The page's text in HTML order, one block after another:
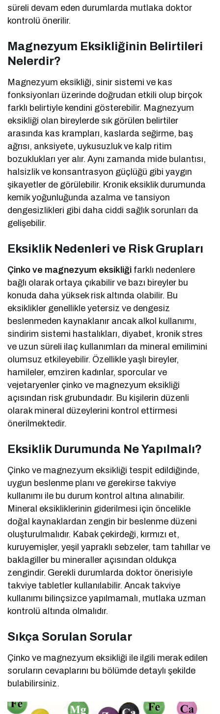
süreli devam eden durumlarda mutlaka doktor
kontrolü önerilir.
Magnezyum Eksikliğinin Belirtileri
Nelerdir?
Magnezyum eksikliği, sinir sistemi ve kas
fonksiyonları üzerinde doğrudan etkili olup birçok
farklı belirtiyle kendini gösterebilir. Magnezyum
eksikliği olan bireylerde sık görülen belirtiler
arasında kas krampları, kaslarda seğirme, baş
ağrısı, anksiyete, uykusuzluk ve kalp ritim
bozuklukları yer alır. Aynı zamanda mide bulantısı,
halsizlik ve konsantrasyon güçlüğü gibi yaygın
şikayetler de görülebilir. Kronik eksiklik durumunda
kemik yoğunluğunda azalma ve tansiyon
dengesizlikleri gibi daha ciddi sağlık sorunları da
gelişebilir.
Eksiklik Nedenleri ve Risk Grupları
Çinko ve magnezyum eksikliği farklı nedenlere
bağlı olarak ortaya çıkabilir ve bazı bireyler bu
konuda daha yüksek risk altında olabilir. Bu
eksiklikler genellikle yetersiz ve dengesiz
beslenmeden kaynaklanır ancak alkol kullanımı,
sindirim sistemi hastalıkları, diyabet, kronik stres
ve uzun süreli ilaç kullanımları da mineral emilimini
olumsuz etkileyebilir. Özellikle yaşlı bireyler,
hamileler, emziren kadınlar, sporcular ve
vejetaryenler çinko ve magnezyum eksikliği
açısından risk grubundadır. Bu kişilerin düzenli
olarak mineral düzeylerini kontrol ettirmesi
önerilmektedir.
Eksiklik Durumunda Ne Yapılmalı?
Çinko ve magnezyum eksikliği tespit edildiğinde,
uygun beslenme planı ve gerekirse takviye
kullanımı ile bu durum kontrol altına alınabilir.
Mineral eksikliklerinin giderilmesi için öncelikle
doğal kaynaklardan zengin bir beslenme düzeni
oluşturulmalıdır. Kabak çekirdeği, kırmızı et,
kuruyemişler, yeşil yapraklı sebzeler, tam tahıllar ve
baklagiller bu mineraller açısından oldukça
zengindir. Gerekli durumlarda doktor önerisiyle
takviye tabletler kullanılabilir. Ancak takviye
kullanımı bilinçsizce yapılmamalı, mutlaka uzman
kontrolü altında olmalıdır.
Sıkça Sorulan Sorular
Çinko ve magnezyum eksikliği ile ilgili merak edilen
soruların cevaplarını bu bölümde detaylı şekilde
bulabilirsiniz.